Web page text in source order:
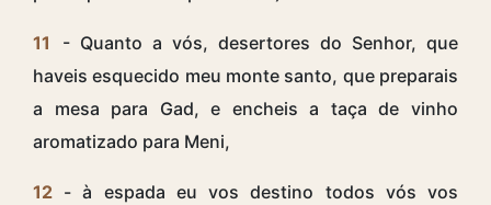
11
- Quanto a vós, desertores do Senhor, que
haveis esquecido meu monte santo, que preparais
a mesa para Gad, e encheis a taça de vinho
aromatizado para Meni,
12 - à espada eu vos destino todos vós vos